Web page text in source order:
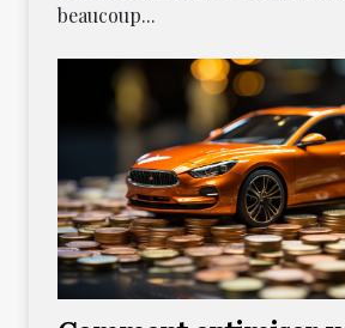
beaucoup...